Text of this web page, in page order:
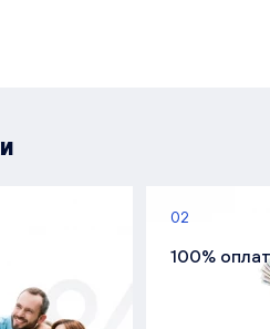
02
100%